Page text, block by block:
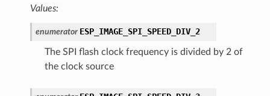
Values:
enumerator ESP_IMAGE_SPI_SPEED_DIV_2
The SPI flash clock frequency is divided by 2 of
the clock source